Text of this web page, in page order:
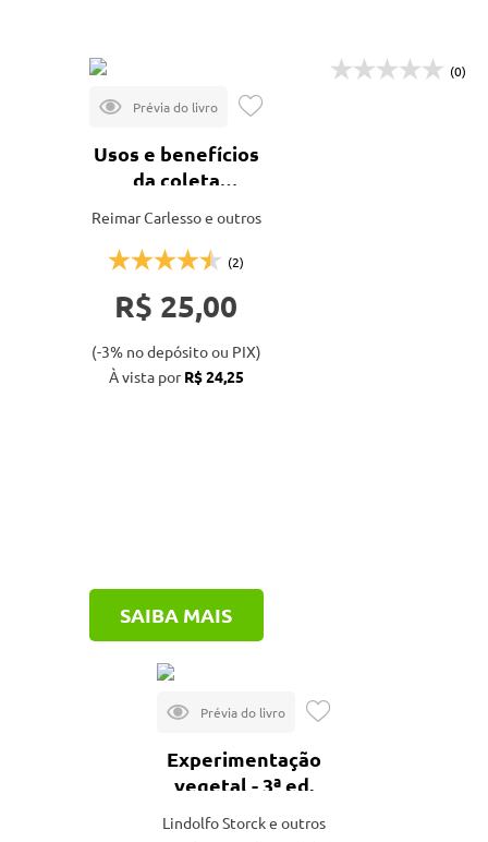
Usos e benefícios
da coleta
automática de
dados
meteorológicos
Reimar Carlesso e outros
(2)
R$ 25,00
(-3% no depósito ou PIX)
À vista porR$ 24,25
SAIBA MAIS
(0)
Experimentação
vegetal - 3ª ed.
Lindolfo Storck e outros